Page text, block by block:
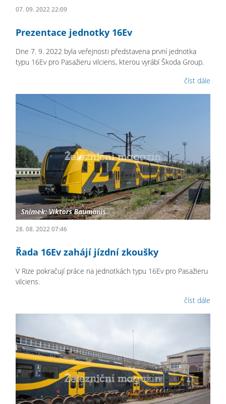
07. 09. 2022 22:09
Prezentace jednotky 16Ev
Dne 7. 9. 2022 byla veřejnosti představena první jednotka
typu 16Ev pro Pasažieru vilciens, kterou vyrábí Škoda Group.
číst dále
28. 08. 2022 07:46
Řada 16Ev zahájí jízdní zkoušky
V Rize pokračují práce na jednotkách typu 16Ev pro Pasažieru
vilciens.
číst dále